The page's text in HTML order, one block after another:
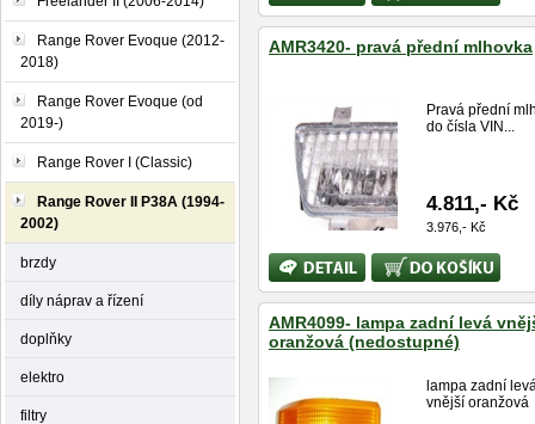
Range Rover Evoque (2012-
2018)
Range Rover Evoque (od
2019-)
Range Rover I (Classic)
Range Rover II P38A (1994-
2002)
brzdy
díly náprav a řízení
doplňky
elektro
filtry
AMR3420- pravá přední mlhovka
Pravá přední
do čísla VIN...
4.811,- Kč
3.976,- Kč
Bližší
informace
Koupit
AMR4099- lampa zadní levá
oranžová (nedostupné)
lampa zadní
vnější oranžová